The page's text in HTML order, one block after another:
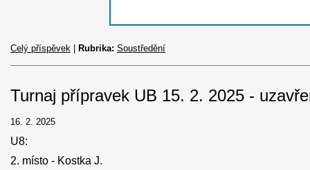
Celý příspěvek | Rubrika: Soustředění
Turnaj přípravek UB 15. 2. 2025 -
16. 2. 2025
U8:
2. místo - Kostka J.